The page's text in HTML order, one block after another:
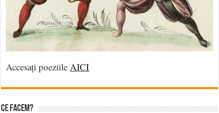
Accesați poeziile AICI
Ce facem?